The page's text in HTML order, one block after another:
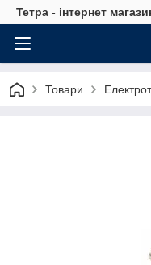
Тетра - інтернет
Товари